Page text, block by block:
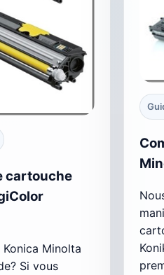
cartouche
Minolta
Si vous